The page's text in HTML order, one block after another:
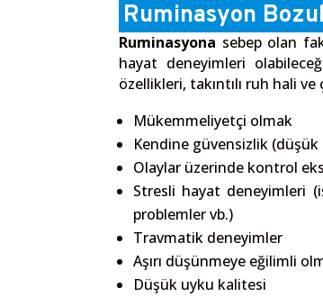
Ruminasyon
Ruminasyona sebep olan
hayat deneyimleri
özellikleri, takıntılı ruh hali
Mükemmeliyetçi olmak
Kendine güvensizlik
Olaylar üzerinde kontrol
Stresli hayat deneyimleri
problemler vb.)
Travmatik deneyimler
Aşırı düşünmeye eğilimli
Düşük uyku kalitesi